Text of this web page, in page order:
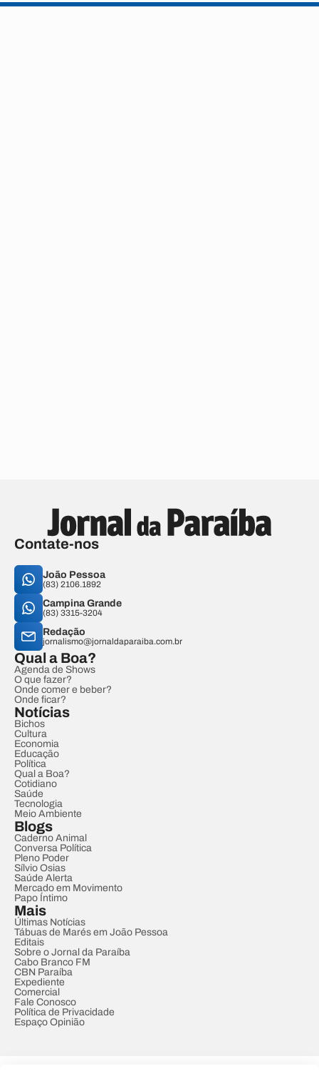
Contate-nos
João Pessoa
(83) 2106.1892
Campina Grande
(83) 3315-3204
Redação
jornalismo@jornaldaparaiba.com.br
Qual a Boa?
Agenda de Shows
O que fazer?
Onde comer e beber?
Onde ficar?
Notícias
Bichos
Cultura
Economia
Educação
Política
Qual a Boa?
Cotidiano
Saúde
Tecnologia
Meio Ambiente
Blogs
Caderno Animal
Conversa Política
Pleno Poder
Sílvio Osias
Saúde Alerta
Mercado em Movimento
Papo Íntimo
Mais
Últimas Notícias
Tábuas de Marés em João Pessoa
Editais
Sobre o Jornal da Paraíba
Cabo Branco FM
CBN Paraíba
Expediente
Comercial
Fale Conosco
Política de Privacidade
Espaço Opinião